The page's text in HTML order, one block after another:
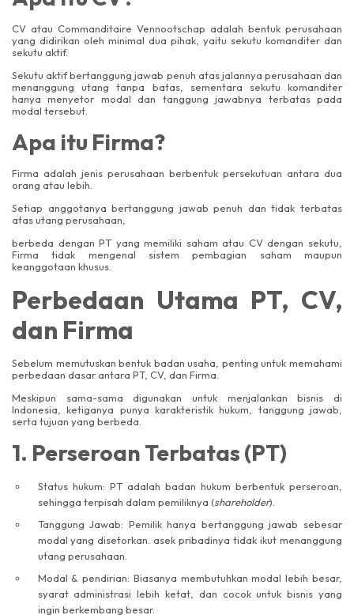
CV atau Commanditaire Vennootschap adalah bentuk perusahaan
yang didirikan oleh minimal dua pihak, yaitu sekutu komanditer dan
sekutu aktif.
Sekutu aktif bertanggung jawab penuh atas jalannya perusahaan dan
menanggung utang tanpa batas, sementara sekutu komanditer
hanya menyetor modal dan tanggung jawabnya terbatas pada
modal tersebut.
Apa itu Firma?
Firma adalah jenis perusahaan berbentuk persekutuan antara dua
orang atau lebih.
Setiap anggotanya bertanggung jawab penuh dan tidak terbatas
atas utang perusahaan,
berbeda dengan PT yang memiliki saham atau CV dengan sekutu,
Firma tidak mengenal sistem pembagian saham maupun
keanggotaan khusus.
Perbedaan Utama PT, CV,
dan Firma
Sebelum memutuskan bentuk badan usaha, penting untuk memahami
perbedaan dasar antara PT, CV, dan Firma.
Meskipun sama-sama digunakan untuk menjalankan bisnis di
Indonesia, ketiganya punya karakteristik hukum, tanggung jawab,
serta tujuan yang berbeda.
1. Perseroan Terbatas (PT)
Status hukum: PT adalah badan hukum berbentuk perseroan,
sehingga terpisah dalam pemiliknya (shareholder).
Tanggung Jawab: Pemilik hanya bertanggung jawab sebesar
modal yang disetorkan. asek pribadinya tidak ikut menanggung
utang perusahaan.
Modal & pendirian: Biasanya membutuhkan modal lebih besar,
syarat administrasi lebih ketat, dan cocok untuk bisnis yang
ingin berkembang besar.